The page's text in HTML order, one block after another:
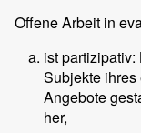
Offene Arbeit in
ist
Subjekte
Angebote
her,